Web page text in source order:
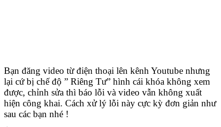
Bạn đăng video từ điện thoại lên kênh Youtube nhưng
lại cứ bị chế độ ” Riêng Tư” hình cái khóa không xem
được, chỉnh sửa thì báo lỗi và video vẫn không xuất
hiện công khai. Cách xử lý lỗi này cực kỳ đơn giản như
sau các bạn nhé !